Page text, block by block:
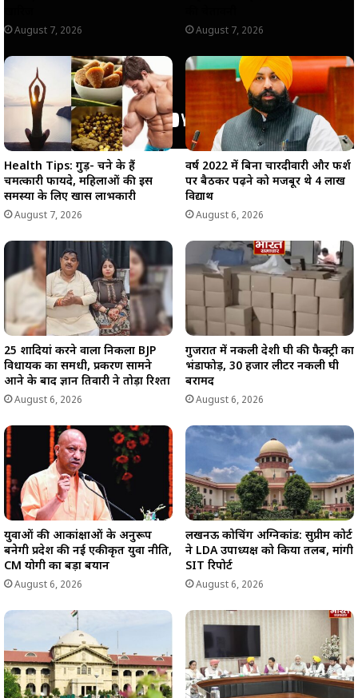
August 7, 2026 August 7, 2026
Health Tips: गुड़- चने के हैं
चमत्कारी फायदे, महिलाओं की इस
समस्या के लिए खास लाभकारी
August 7, 2026
वर्ष 2022 में बिना चारदीवारी और फर्श
पर बैठकर पढ़ने को मजबूर थे 4 लाख
विद्यार्थी
August 6, 2026
25 शादियां करने वाला निकला BJP
विधायक का समधी, प्रकरण सामने
आने के बाद ज्ञान तिवारी ने तोड़ा रिश्ता
August 6, 2026
गुजरात में नकली देशी घी की फैक्ट्री का
भंडाफोड़, 30 हजार लीटर नकली घी
बरामद
August 6, 2026
युवाओं की आकांक्षाओं के अनुरूप
बनेगी प्रदेश की नई एकीकृत युवा नीति,
CM योगी का बड़ा बयान
August 6, 2026
लखनऊ कोचिंग अग्निकांड: सुप्रीम कोर्ट
ने LDA उपाध्यक्ष को किया तलब, मांगी
SIT रिपोर्ट
August 6, 2026